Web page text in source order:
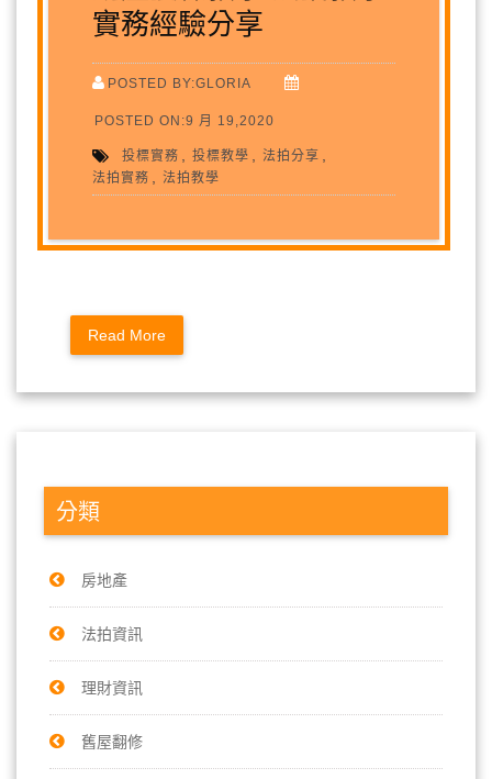
實務經驗分享
POSTED BY:GLORIA
POSTED ON:9 月 19,2020
投標實務 ,投標教學 法拍分享
法拍實務 法拍教學
Read More
分類
房地產
法拍資訊
理財資訊
舊屋翻修